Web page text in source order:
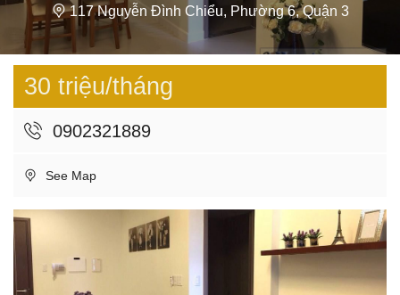
117 Nguyễn Đình Chiểu, Phường 6, Quận 3
30 triệu/tháng
0902321889
See Map